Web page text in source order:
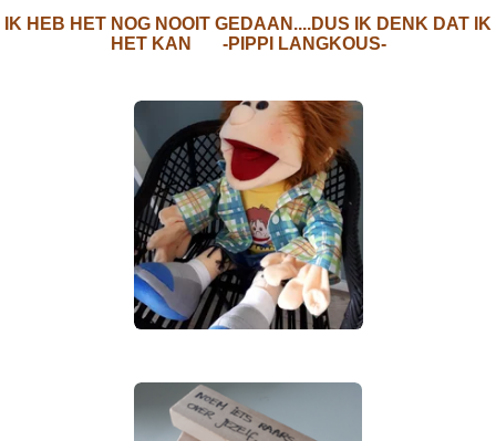
IK HEB HET NOG NOOIT GEDAAN....DUS IK DENK DAT IK
HET KAN -PIPPI LANGKOUS-